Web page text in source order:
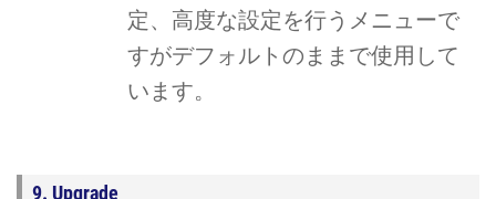
定、高度な設定を行うメニューで
すがデフォルトのままで使用して
います。
9. Upgrade